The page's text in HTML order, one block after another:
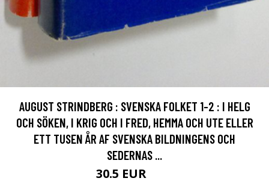
AUGUST STRINDBERG : SVENSKA FOLKET 1-2 : I HELG
OCH SÖKEN, I KRIG OCH I FRED, HEMMA OCH UTE ELLER
ETT TUSEN ÅR AF SVENSKA BILDNINGENS OCH
SEDERNAS ...
30.5 EUR